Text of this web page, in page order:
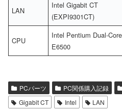
LAN
Intel Gigabit CT
(EXPI9301CT)
CPU
Intel Pentium Dual-Core
E6500
PCパーツ PC関係購入記録
Gigabit CT
Intel LAN